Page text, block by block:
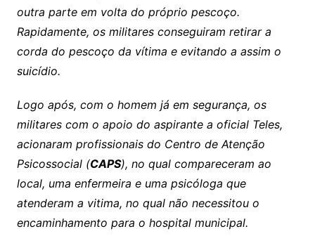
outra parte em volta do próprio pescoço.
Rapidamente, os militares conseguiram retirar a
corda do pescoço da vítima e evitando a assim o
suicídio.
Logo após, com o homem já em segurança, os
militares com o apoio do aspirante a oficial Teles,
acionaram profissionais do Centro de Atenção
Psicossocial (CAPS), no qual compareceram ao
local, uma enfermeira e uma psicóloga que
atenderam a vitima, no qual não necessitou o
encaminhamento para o hospital municipal.